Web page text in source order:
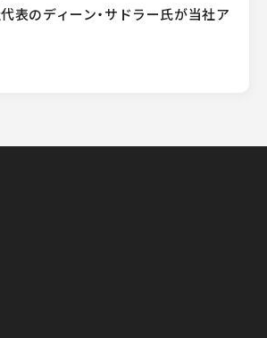
表のディーン・サドラー氏が当社ア